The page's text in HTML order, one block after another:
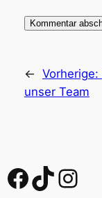
← Vorherige:
unser Team
Facebook TikTok Instagram